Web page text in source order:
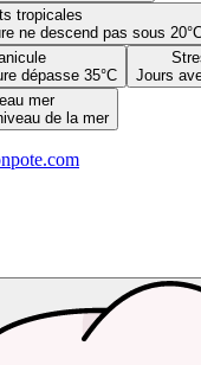
tropicales
ne descend pas sous
dépasse 35°C
Jours
mer
de la mer